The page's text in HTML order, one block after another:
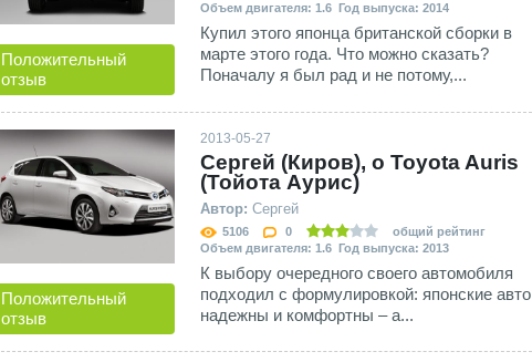
Положительный
отзыв
Объем двигателя: 1.6 Год выпуска: 2014
Купил этого японца британской сборки в
марте этого года. Что можно сказать?
Поначалу я был рад и не потому,...
Положительный
отзыв
2013-05-27
Сергей (Киров), о Toyota Auris
(Тойота Аурис)
Автор: Сергей
5106 0
общий рейтинг
Объем двигателя: 1.6 Год выпуска: 2013
К выбору очередного своего автомобиля
подходил с формулировкой: японские авто
надежны и комфортны – а...